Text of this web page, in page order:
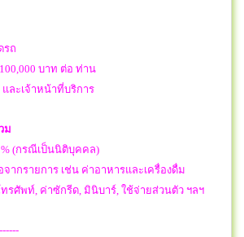
รถ
บาท ต่อ ท่าน
และเจ้าหน้าที่บริการ
ม
(กรณีเป็นนิติบุคคล)
ากรายการ เช่น ค่าอาหารและเครื่องดื่ม
รศัพท์, ค่าซักรีด, มินิบาร์, ใช้จ่ายส่วนตัว ฯลฯ